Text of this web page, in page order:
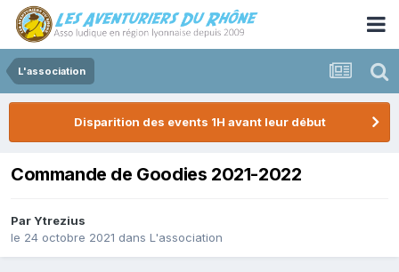
L'association
Disparition des events 1H avant leur début
Commande de Goodies 2021-2022
ParYtrezius
le 24 octobre 2021 dans L'association